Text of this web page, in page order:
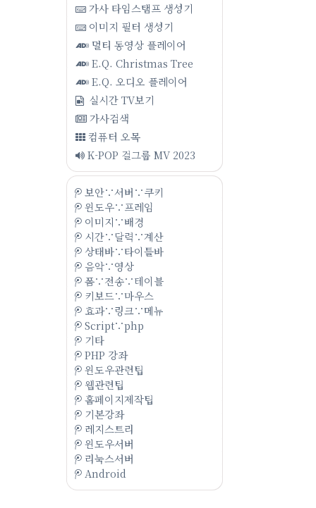
가사 타임스탬프 생성기
이미지 필터 생성기
멀티 동영상 플레이어
E.Q. Christmas Tree
E.Q. 오디오 플레이어
실시간 TV보기
가사검색
컴퓨터 오목
K-POP 걸그룹 MV 2023
보안∵서버∵쿠키
윈도우∵프레임
이미지∵배경
시간∵달력∵계산
상태바∵타이틀바
음악∵영상
폼∵전송∵테이블
키보드∵마우스
효과∵링크∵메뉴
Script∵php
기타
PHP 강좌
윈도우관련팁
웹관련팁
홈페이지제작팁
기본강좌
레지스트리
윈도우서버
리눅스서버
Android